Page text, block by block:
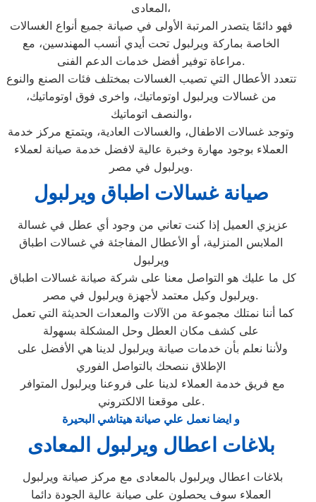
المعادى،
فهو دائمًا يتصدر المرتبة الأولى في صيانة جميع أنواع الغسالات
الخاصة بماركة ويرلبول تحت أيدي أنسب المهندسين، مع
مراعاة توفير أفضل خدمات الدعم الفنى.
تتعدد الأعطال التي تصيب الغسالات بمختلف فئات الصنع والنوع
من غسالات ويرلبول اوتوماتيك، واخرى فوق اوتوماتيك،
والنصف اتوماتيك،
وتوجد غسالات الاطفال، والغسالات العادية، ويتمتع مركز خدمة
العملاء بوجود مهارة وخبرة عالية لافضل خدمة صيانة لعملاء
ويرلبول في مصر.
صيانة غسالات اطباق ويرلبول
الملابس المنزلية، أو الأعطال المفاجئة في غسالات اطباق
ويرلبول
ويرلبول وكيل معتمد لأجهزة ويرلبول في مصر.
على كشف مكان العطل وحل المشكلة بسهولة
الإطلاق ننصحك بالتواصل الفوري
على موقعنا الالكتروني.
و ايضا نعمل علي صيانة هيتاشي البحيرة
بلاغات اعطال ويرلبول المعادى
العملاء سوف يحصلون على صيانة عالية الجودة دائما